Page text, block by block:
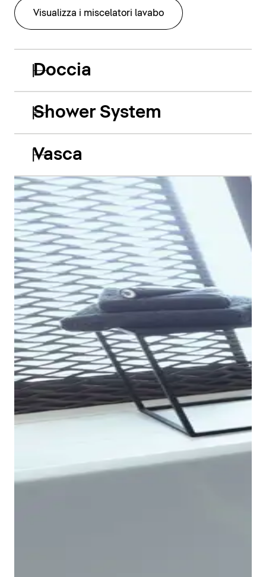
Visualizza i miscelatori lavabo
Doccia
Shower System
Vasca